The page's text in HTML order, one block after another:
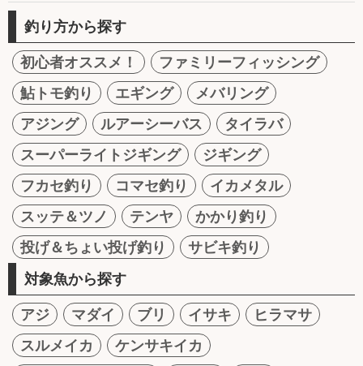
釣り方から探す
初心者オススメ！
ファミリーフィッシング
鮎トモ釣り
エギング
メバリング
アジング
ルアーシーバス
タイラバ
スーパーライトジギング
ジギング
フカセ釣り
コマセ釣り
イカメタル
スッテ＆ツノ
テンヤ
かかり釣り
投げ＆ちょい投げ釣り
サビキ釣り
対象魚から探す
アジ マダイ ブリ イサキ
ヒラマサ
スルメイカ
ケンサキイカ